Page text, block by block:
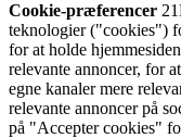
Cookie-præferencer
teknologier ("cookies")
for at holde
relevante annoncer, for
egne kanaler mere
relevante annoncer på
på "Accepter cookies"